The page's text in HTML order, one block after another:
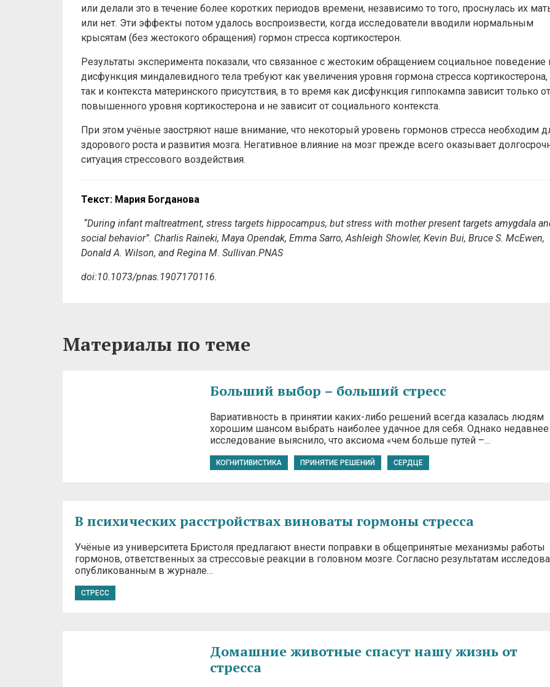
или делали это в течение более коротких периодов времени, независимо то того, проснулась их
или нет. Эти эффекты потом удалось воспроизвести, когда исследователи вводили нормальным
крысятам (без жестокого обращения) гормон стресса кортикостерон.
Результаты эксперимента показали, что связанное с жестоким обращением социальное поведение
дисфункция миндалевидного тела требуют как увеличения уровня гормона стресса кортикостерона,
так и контекста материнского присутствия, в то время как дисфункция гиппокампа зависит только от
повышенного уровня кортикостерона и не зависит от социального контекста.
При этом учёные заостряют наше внимание, что некоторый уровень гормонов стресса необходим
здорового роста и развития мозга. Негативное влияние на мозг прежде всего оказывает
ситуация стрессового воздействия.
Текст: Мария Богданова
“During infant maltreatment, stress targets hippocampus, but stress with mother present targets amygdala
social behavior”. Charlis Raineki, Maya Opendak, Emma Sarro, Ashleigh Showler, Kevin Bui, Bruce S. McEwen,
Donald A. Wilson, and Regina M. Sullivan.PNAS
doi:10.1073/pnas.1907170116.
Материалы по теме
Больший выбор – больший стресс
Вариативность в принятии каких-либо решений всегда казалась людям
хорошим шансом выбрать наиболее удачное для себя. Однако недавнее
исследование выяснило, что аксиома «чем больше путей –…
КОГНИТИВИСТИКА ПРИНЯТИЕ РЕШЕНИЙ СЕРДЦЕ
В психических расстройствах виноваты гормоны стресса
Учёные из университета Бристоля предлагают внести поправки в общепринятые механизмы работы
гормонов, ответственных за стрессовые реакции в головном мозге. Согласно результатам
опубликованным в журнале…
СТРЕСС
Домашние животные спасут нашу жизнь от
стресса